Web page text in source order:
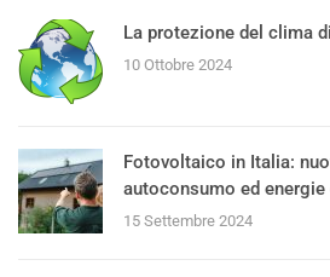
La protezione del clima
10 Ottobre 2024
Fotovoltaico in Italia:
autoconsumo ed energie
15 Settembre 2024